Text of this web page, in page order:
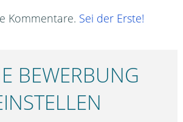
Kommentare. Sei der Erste!
BEWERBUNG